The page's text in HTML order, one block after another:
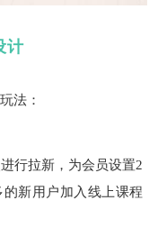
计
法：
行拉新，为会员设置2
新用户加入线上课程